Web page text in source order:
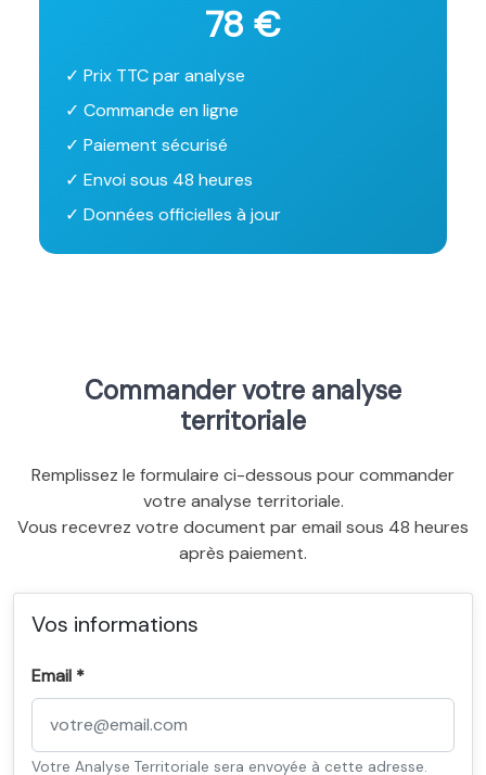
78 €
✓ Prix TTC par analyse
✓ Commande en ligne
✓ Paiement sécurisé
✓ Envoi sous 48 heures
✓ Données officielles à jour
Commander votre analyse
territoriale
Remplissez le formulaire ci-dessous pour commander
votre analyse territoriale.
Vous recevrez votre document par email sous 48 heures
après paiement.
Vos informations
Email *
Votre Analyse Territoriale sera envoyée à cette adresse.